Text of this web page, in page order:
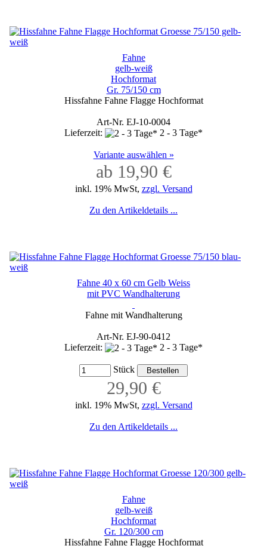
Fahne
gelb-weiß
Hochformat
Gr. 75/150 cm
Hissfahne Fahne Flagge Hochformat
Art-Nr. EJ-10-0004
Lieferzeit:
2 - 3 Tage*
Variante auswählen »
ab 19,90 €
inkl. 19% MwSt, zzgl. Versand
Zu den Artikeldetails ...
Fahne 40 x 60 cm Gelb Weiss
mit PVC Wandhalterung
Fahne mit Wandhalterung
Art-Nr. EJ-90-0412
Lieferzeit:
2 - 3 Tage*
Stück
29,90 €
inkl. 19% MwSt, zzgl. Versand
Zu den Artikeldetails ...
Fahne
gelb-weiß
Hochformat
Gr. 120/300 cm
Hissfahne Fahne Flagge Hochformat